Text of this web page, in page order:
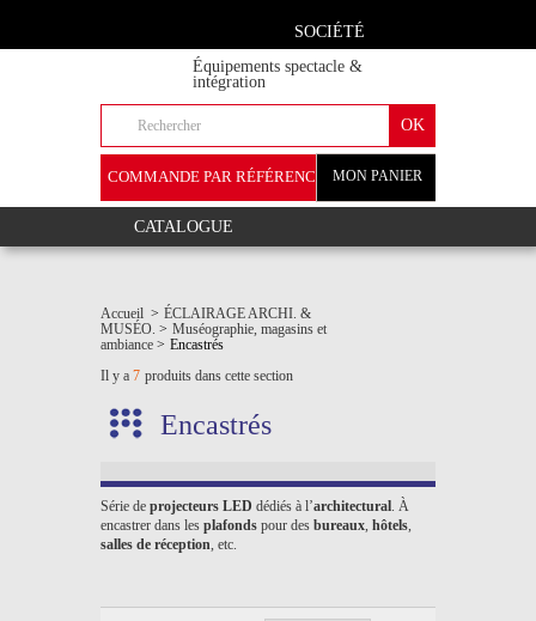
SOCIÉTÉ
Équipements spectacle &
intégration
MON PANIER
COMMANDE PAR RÉFÉRENCE
CATALOGUE
Accueil > ÉCLAIRAGE ARCHI. &
MUSÉO. > Muséographie, magasins et
ambiance > Encastrés
Il y a 7 produits dans cette section
Encastrés
Série de projecteurs LED dédiés à l’architectural. À
encastrer dans les plafonds pour des bureaux, hôtels,
salles de réception, etc.